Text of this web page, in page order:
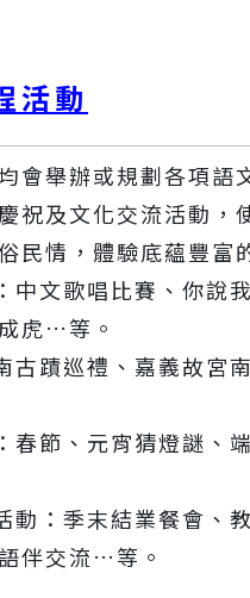
活動
會舉辦或規劃各項語
祝及文化交流活動，
民情，體驗底蘊豐富
中文歌唱比賽、你說
虎…等。
古蹟巡禮、嘉義故宮
春節、元宵猜燈謎、
動：季末結業餐會、
伴交流…等。